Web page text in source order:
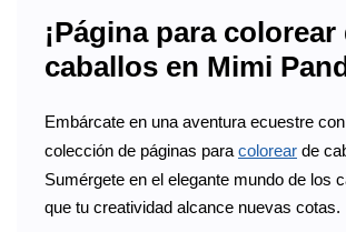
¡Página para colorear
caballos en Mimi
Embárcate en una aventura ecuestre
colección de páginas para colorear de
Sumérgete en el elegante mundo de los
que tu creatividad alcance nuevas cotas.